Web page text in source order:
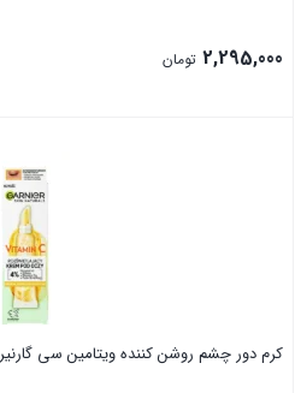
2,295,000 تومان
کرم دور چشم روشن کننده ویتامین سی گارنیر ۱۵ میل